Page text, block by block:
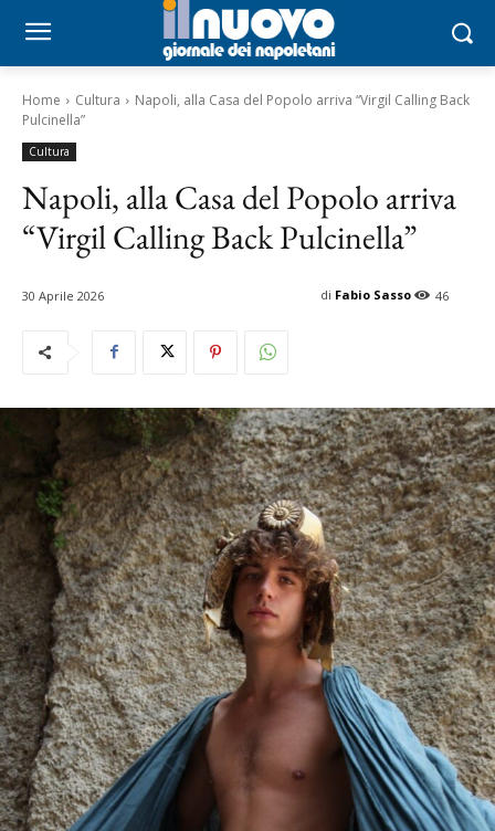
Home Cultura
Napoli, alla Casa del Popolo arriva “Virgil Calling Back
Pulcinella”
Cultura
Napoli, alla Casa del Popolo arriva
“Virgil Calling Back Pulcinella”
30 Aprile 2026 46
di Fabio Sasso